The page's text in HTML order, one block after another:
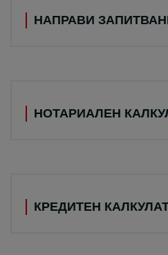
КРЕДИТЕН
НОТАРИАЛЕН
НАПРАВИ